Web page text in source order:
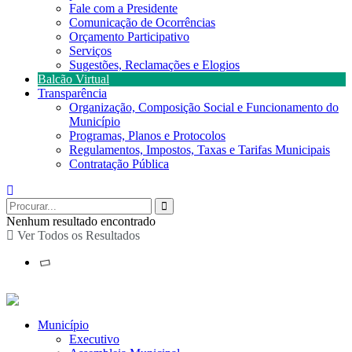
Fale com a Presidente
Comunicação de Ocorrências
Orçamento Participativo
Serviços
Sugestões, Reclamações e Elogios
Balcão Virtual
Transparência
Organização, Composição Social e Funcionamento do
Município
Programas, Planos e Protocolos
Regulamentos, Impostos, Taxas e Tarifas Municipais
Contratação Pública
Nenhum resultado encontrado
Ver Todos os Resultados
Município
Executivo